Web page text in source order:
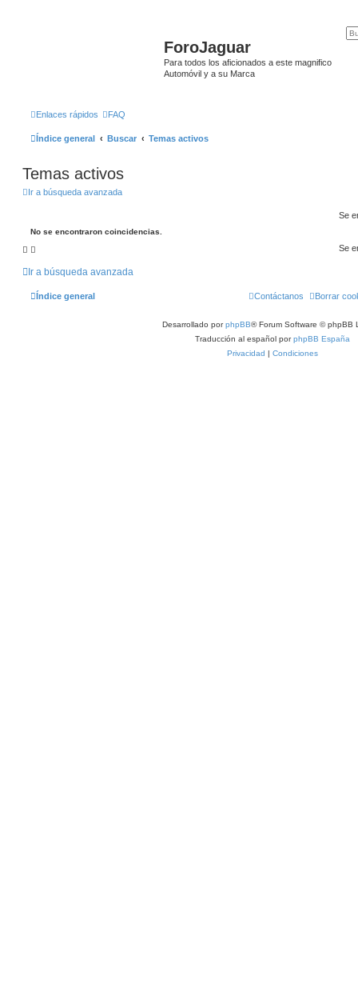
ForoJaguar
Para todos los aficionados a este magnifico
Automóvil y a su Marca
Enlaces rápidos FAQ
Índice general Buscar Temas activos
Temas activos
Ir a búsqueda avanzada
Se
No se encontraron coincidencias.
Se
Ir a búsqueda avanzada
Índice general Borrar
Contáctanos
Desarrollado porphpBB® Forum Software © phpBB
Traducción al español porphpBB España
Privacidad | Condiciones